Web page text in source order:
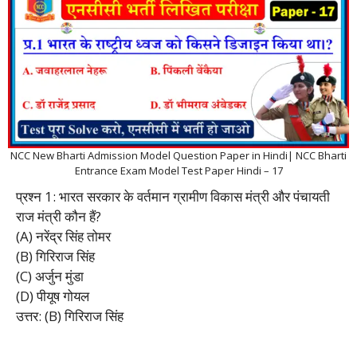
NCC New Bharti Admission Model Question Paper in Hindi| NCC Bharti
Entrance Exam Model Test Paper Hindi – 17
प्रश्न 1: भारत सरकार के वर्तमान ग्रामीण विकास मंत्री और पंचायती
राज मंत्री कौन हैं?
(A) नरेंद्र सिंह तोमर
(B) गिरिराज सिंह
(C) अर्जुन मुंडा
(D) पीयूष गोयल
उत्तर: (B) गिरिराज सिंह